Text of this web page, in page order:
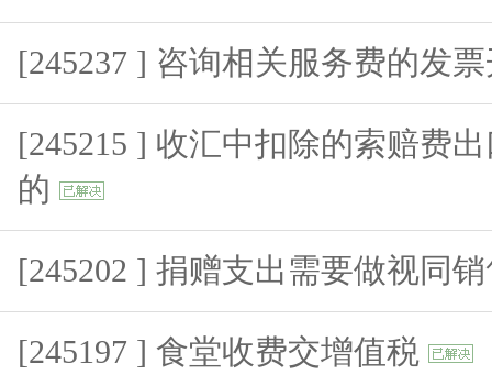
[245237 ] 咨询相关服务费的发
[245215 ] 收汇中扣除的索赔费
的
[245202 ] 捐赠支出需要做视同
[245197 ] 食堂收费交增值税